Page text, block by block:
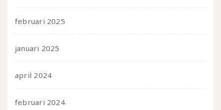
februari 2025
januari 2025
april 2024
februari 2024